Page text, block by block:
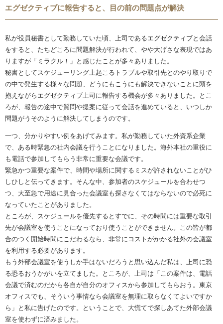
エグゼクティブに報告すると、目の前の問題点が解決
私が役員秘書として勤務していた頃、上司であるエグゼクティブと会話
をすると、たちどころに問題解決が行われて、やや大げさな表現ではあ
りますが「ミラクル！」と感じたことが多々ありました。
秘書としてスケジューリング上起こるトラブルや取引先とのやり取りで
の中で発生する様々な問題、どうにもこうにも解決できないことに頭を
抱えながらエグゼクティブ上司に報告する機会が多々ありました。とこ
ろが、報告の途中で質問や提案に従って会話を進めていると、いつしか
問題がうそのように解決してしまうのです。
一つ、分かりやすい例をあげてみます。私が勤務していた外資系企業
で、ある時緊急の社内会議を行うことになりました。海外本社の重役に
も電話で参加してもらう非常に重要な会議です。
緊急かつ重要な案件で、時間や場所に関するミスが許されないことがひ
しひしと伝ってきます。そんな中、参加者のスケジュールを合わせつ
つ、大至急で用途に見合った会議室も探さなくてはならないので必死に
なっていたことがありました。
ところが、スケジュールを優先するとすでに、その時間には重要な取引
先が会議室を使うことになっており使うことができません。この皆が都
合のつく開始時間にこだわるなら、非常にコストがかかる社外の会議室
を利用する必要があります。
もう外部会議室を使うしか手はないだろうと思い込んだ私は、上司に恐
る恐るおうかがいを立てました。ところが、上司は「この案件は、電話
会議で済むのだから各自が自分のオフィスから参加してもらおう。東京
オフィスでも、そういう事情なら会議室を無理に取らなくてよいですか
ら」と私に告げたのです。ということで、大慌てで探しあてた外部会議
室を使わずに済みました。